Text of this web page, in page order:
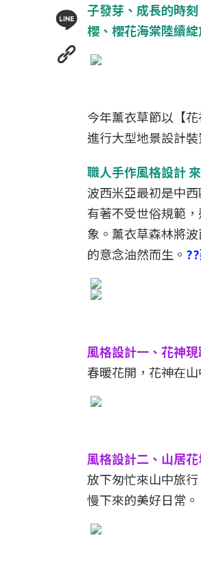
子發芽、成長的時
櫻、櫻花海棠陸續
今年薰衣草節以【
進行大型地景設計
職人手作風格設計
波西米亞最初是中
有著不受世俗規範
象。薰衣草森林將
的意念油然而生。
風格設計一、花神
春暖花開，花神在
風格設計二、山居
放下匆忙來山中旅
慢下來的美好日常。